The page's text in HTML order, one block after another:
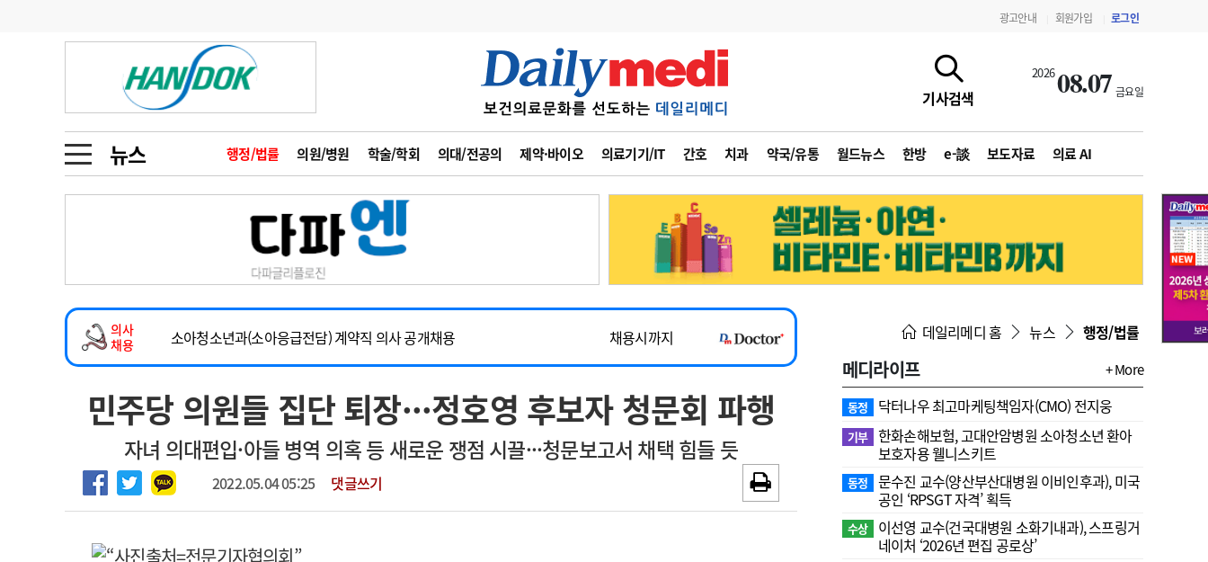
광고안내 회원가입 로그인
기사검색
202608.07 금요일
뉴스 행정/법률 의원/병원 학술/학회 의대/전공의 제약·바이오 의료기기/IT 간호 치과 약국/유통 월드뉴스 한방 e-談 보도자료 의료 AI
금주의 검색어
1
의사인력 수급 추계
2
성분명 처방
3
AI의료
4
전공의 모집 결과
6
관리급여 실시
지필공 지원책
수련환경 개선
의과대학 입시
인사 사고
오피니언 수첩
인물 초대석 피플
동영상뉴스
포토뉴스
메디 Hospital 지역병원 중소병원
인포메이션 행정처분 판례 정책/통계 공시 지침·기준·평가 약제급여 심사 결과
고객센터 회사소개 법적고지 광고안내
의사
채용
2026년 하반기 인턴 모집
~2026-08-31
마취통증의학과 임기제 임상의사 채용
채용시까지
소아청소년과(소아응급전담) 계약직 의사 공개채용
채용시까지
계약직(응급의학과 전문의) 직원모집
채용시까지
하반기 전공의(레지던트1년차) 모집
~2026-08-15
2026년 하반기 인턴 모집
~2026-08-31
마취통증의학과 임기제 임상의사 채용
채용시까지
민주당 의원들 집단 퇴장···정호영 후보자 청문회 파행
자녀 의대편입·아들 병역 의혹 등 새로운 쟁점 시끌···청문보고서 채택 힘들 듯
2022.05.04 05:25 댓글쓰기
데일리메디 홈 뉴스 행정/법률
메디라이프 + More
동정 닥터나우 최고마케팅책임자(CMO) 전지웅
기부 한화손해보험, 고대안암병원 소아청소년 환아
보호자용 웰니스키트
동정
문수진 교수( 양산부산대병원 이비인후과), 미국
공인 ‘RPSGT 자격’ 획득
수상
이선영 교수(건국대병원 소화기내과), 스프링거
네이처 ‘2026년 편집 공로상’